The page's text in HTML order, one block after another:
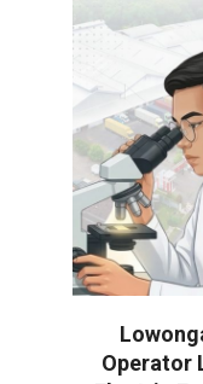
Operator